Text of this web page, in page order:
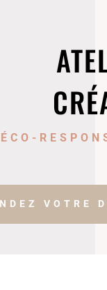
ÉCO-
VOTRE